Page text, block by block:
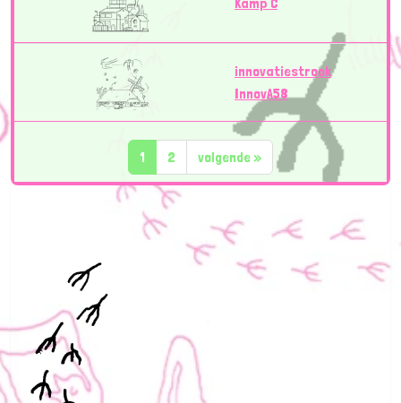
innovatiestrook
InnovA58
1 2 volgende»